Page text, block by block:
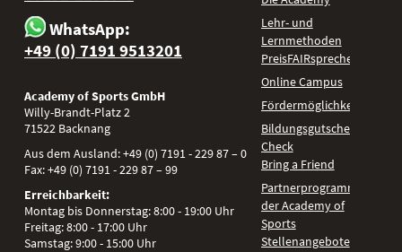
WhatsApp:
+49 (0) 7191 9513201
Academy of Sports GmbH
Willy-Brandt-Platz 2
71522 Backnang
Aus dem Ausland:+49 (0) 7191 - 229 87 – 0
Fax:+49 (0) 7191 - 229 87 – 99
Erreichbarkeit:
Montag bis Donnerstag: 8:00 - 19:00 Uhr
Freitag: 8:00 - 17:00 Uhr
Samstag: 9:00 - 15:00 Uhr
Lehr- und
Lernmethoden
PreisFAIRsprechen
Online Campus
Fördermöglichkeiten
Bildungsgutschein
Check
Bring a Friend
Partnerprogramm
der Academy of
Sports
Stellenangebote